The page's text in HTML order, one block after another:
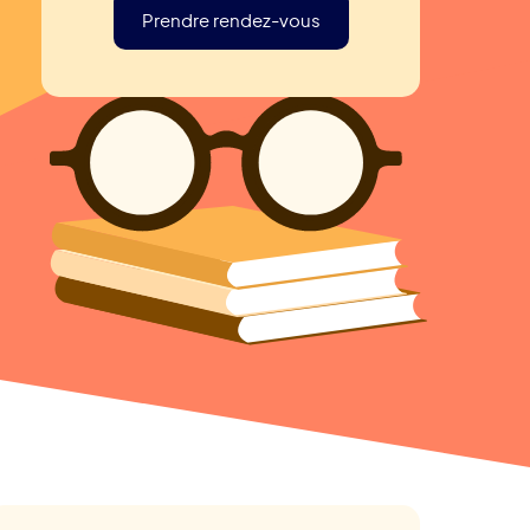
Prendre rendez-vous